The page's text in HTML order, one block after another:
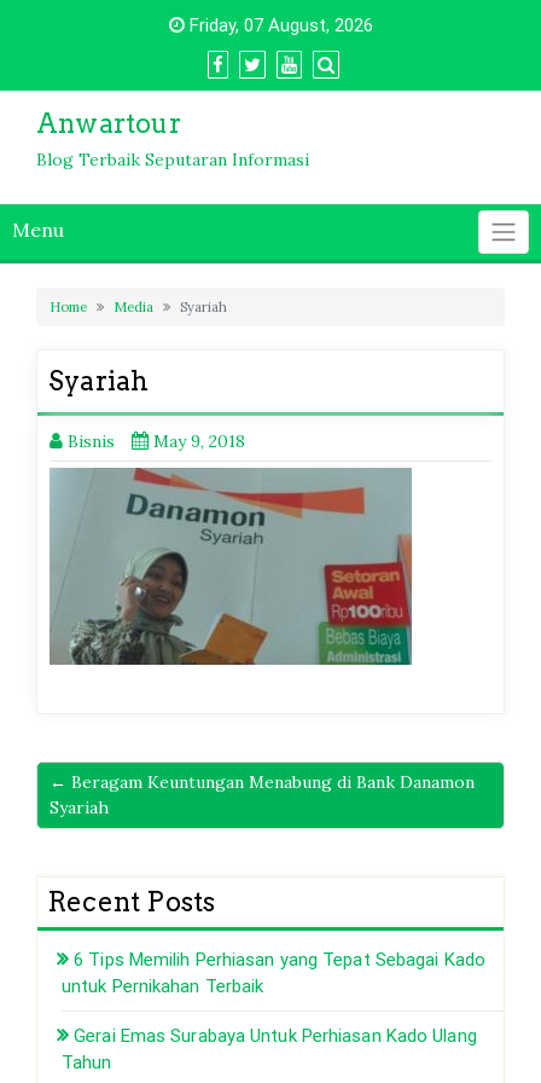
Friday, 07 August, 2026
Anwartour
Blog Terbaik Seputaran Informasi
Menu
Home Media Syariah
Syariah
Bisnis May 9, 2018
← Beragam Keuntungan Menabung di Bank Danamon
Syariah
Recent Posts
6 Tips Memilih Perhiasan yang Tepat Sebagai Kado
untuk Pernikahan Terbaik
Gerai Emas Surabaya Untuk Perhiasan Kado Ulang
Tahun